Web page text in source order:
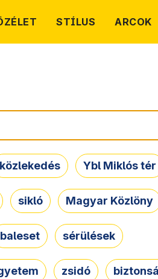
STÍLUS ARCOK
közlekedés Ybl Miklós tér
sikló Magyar Közlöny
baleset sérülések
zsidó